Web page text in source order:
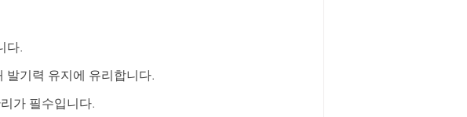
다.
발기력 유지에 유리합니다.
가 필수입니다.